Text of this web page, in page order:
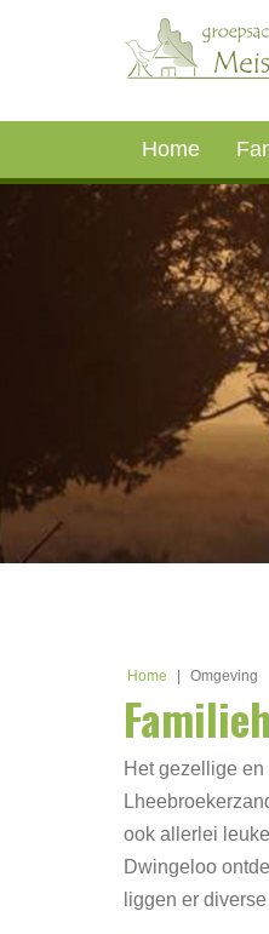
Home
Home Omgeving
Het gezellige
ook allerlei
Dwingeloo
liggen er